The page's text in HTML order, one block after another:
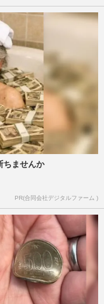
ちませんか
PR(合同会社デジタルファーム )